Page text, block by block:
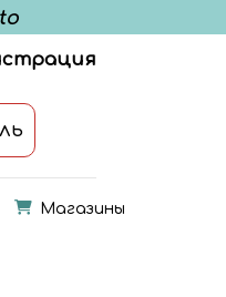
Магазины